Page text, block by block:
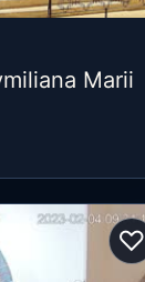
Marii
♡